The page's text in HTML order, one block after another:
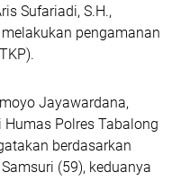
Sufariadi, S.H.,
pengamanan
Jayawardana,
Humas Polres Tabalong
berdasarkan
(59), keduanya